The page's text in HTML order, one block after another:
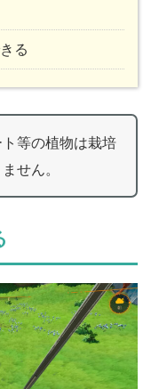
る
等の植物は栽培
せん。